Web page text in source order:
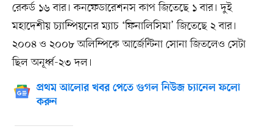
রেকর্ড ১৬ বার। কনফেডারেশনস কাপ জিতেছে ১ বার। দুই
মহাদেশীয় চ্যাম্পিয়নের ম্যাচ ‘ফিনালিসিমা’ জিতেছে ২ বার।
২০০৪ ও ২০০৮ অলিম্পিকে আর্জেন্টিনা সোনা জিতলেও সেটা
ছিল অনূর্ধ্ব-২৩ দল।
প্রথম আলোর খবর পেতে গুগল নিউজ চ্যানেল ফলো
করুন